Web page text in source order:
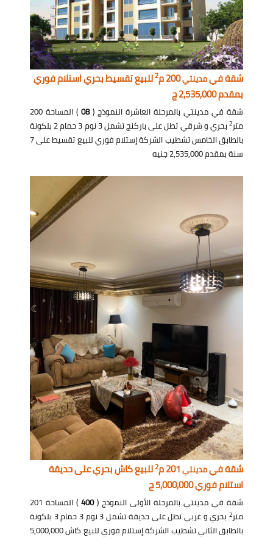
شقة فيمدينتي200 م 2للبيع تقسيط بحري استلام فوري
بمقدم 2,535,000 ج
شقة في مدينتي بالمرحلة العاشرة النموذج (08
) المساحة 200
متر2
بحري و شرقي تطل على باركنج تشمل 3 نوم 3 حمام 2 بلكونة
بالطابق الخامس تشطيب الشركة إستلام فوري للبيع تقسيط على 7
سنة بمقدم 2,535,000 جنيه
شقة فيمدينتي 2للبيع كاش بحري على حديقة
استلام فوري 5,000,000 ج
شقة في مدينتي بالمرحلة الأولى النموذج (400
) المساحة 201
متر2
بحري و غربي تطل على حديقة تشمل 3 نوم 3 حمام 3 بلكونة
بالطابق الثاني تشطيب الشركة إستلام فوري للبيع كاش 5,000,000